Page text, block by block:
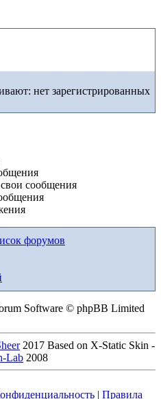
нет зарегистрированных
сообщения
форумов
Software © phpBB Limited
2017 Based on X-Static Skin -
Lab 2008
| Правила